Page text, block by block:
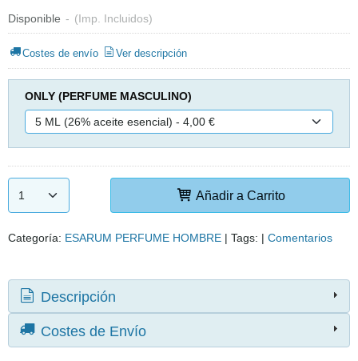
Disponible - (Imp. Incluidos)
Costes de envío Ver descripción
ONLY (PERFUME MASCULINO)
Añadir a Carrito
Categoría: ESARUM PERFUME HOMBRE | Tags: | Comentarios
Descripción
Costes de Envío